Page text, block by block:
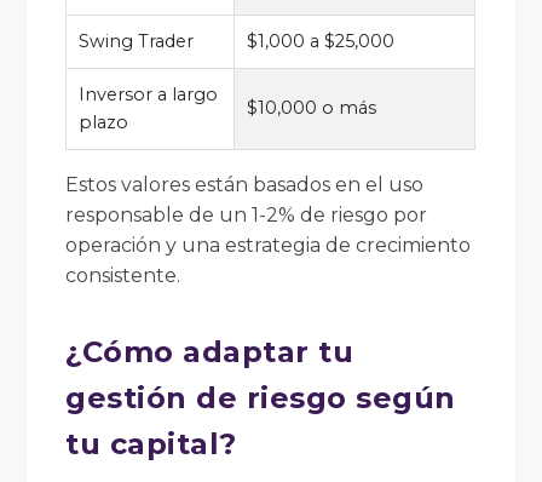
Swing Trader $1,000 a $25,000
Inversor a largo
plazo
$10,000 o más
Estos valores están basados en el uso
responsable de un 1-2% de riesgo por
operación y una estrategia de crecimiento
consistente.
¿Cómo adaptar tu
gestión de riesgo según
tu capital?